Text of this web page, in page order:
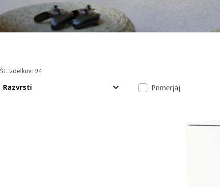
Razvrsti in filtriraj
Št. izdelkov: 94
Razvrsti Seznam
Primerjaj